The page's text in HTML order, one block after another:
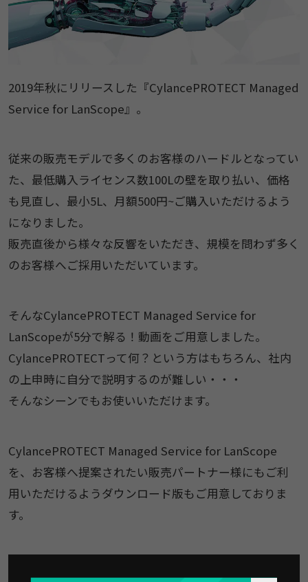
2019年秋にリリースした『CylancePROTECT Managed
Service for LanScope』。
従来の販売モデルで多くのお客様のハードルとなってい
た、最低購入ライセンス数100Lの壁を取り払い、価格
も見直し、最小5L、月額500円~ご購入いただけるよう
になりました。
販売直後から様々な反響をいただき、規模を問わず多く
のお客様へご採用いただいています。
そんなCylancePROTECT Managed Service for
LanScopeが5分で解る！動画をご用意しました。
CylancePROTECTって何？という方はもちろん、社内
の上申時に自分で説明するのが難しい・・・
そんなシーンでもお使いいただけます。
CylancePROTECT Managed Service for LanScope
を、お客様へ提案されたい販売パートナー様にもご利
用いただけるようダウンロード版もご用意しておりま
す。